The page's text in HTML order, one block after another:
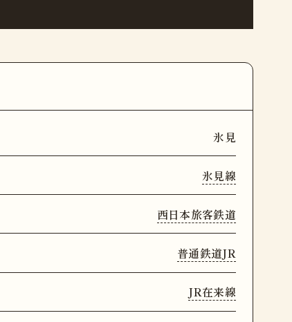
氷見
氷見線
西日本旅客鉄道
普通鉄道JR
JR在来線